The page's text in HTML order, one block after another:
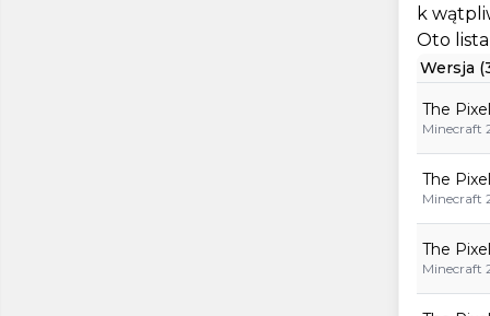
k
Oto
Wersja
The
Minecraft
The
Minecraft
The
Minecraft